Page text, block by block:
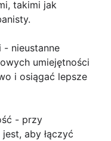
takimi jak
- nieustanne
umiejętności
i osiągać lepsze
- przy
aby łączyć